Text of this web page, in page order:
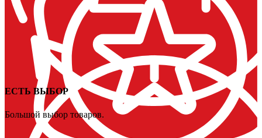
ЕСТЬ ВЫБОР
Большой выбор товаров.